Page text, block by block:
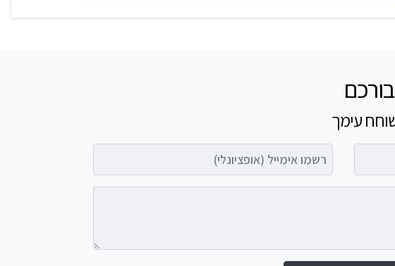
עימך